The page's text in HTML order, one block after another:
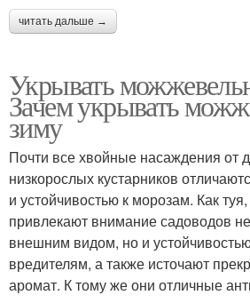
читать дальше →
Укрывать
Зачем укрывать
зиму
Почти все хвойные насаждения от
низкорослых кустарников
и устойчивостью к морозам. Как туя,
привлекают внимание садоводов
внешним видом, но и
вредителям, а также источают
аромат. К тому же они отличные